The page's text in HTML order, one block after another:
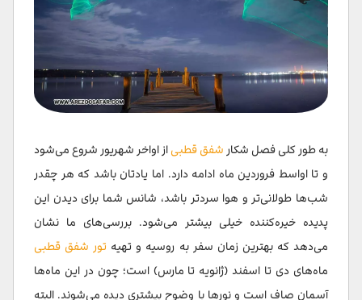
به طور کلی فصل شکار شفق قطبیاز اواخر شهریور شروع می‌شود
و تا اواسط فروردین ماه ادامه دارد. اما یادتان باشد که هر چقدر
شب‌ها طولانی‌تر و هوا سردتر باشد، شانس شما برای دیدن این
پدیده خیره‌کننده خیلی بیشتر می‌شود. بررسی‌های ما نشان
می‌دهد که بهترین زمان سفر به روسیه و تهیه تور شفق قطبی
ماه‌های دی تا اسفند (ژانویه تا مارس) است؛ چون در این ماه‌ها
آسمان صاف است و نورها با وضوح بیشتری دیده می‌شوند. البته